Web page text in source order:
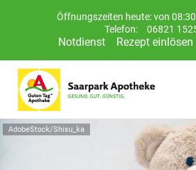
Öffnungszeiten heute: von
Telefon:
06821
Notdienst Rezept einlösen
AdobeStock/Shisu_ka